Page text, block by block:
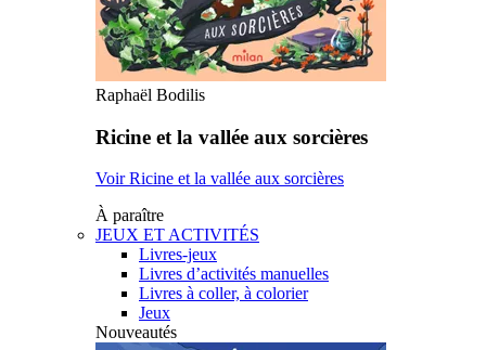
Raphaël Bodilis
Ricine et la vallée aux sorcières
Voir Ricine et la vallée aux sorcières
À paraître
JEUX ET ACTIVITÉS
Livres-jeux
Livres d’activités manuelles
Livres à coller, à colorier
Jeux
Nouveautés